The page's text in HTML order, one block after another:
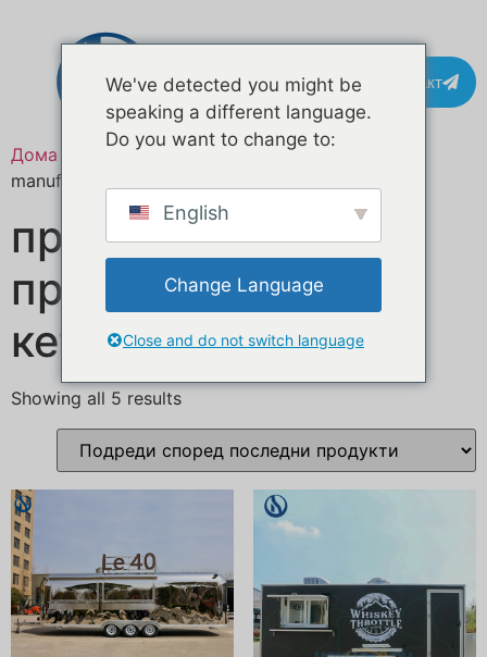
Контакт
Дома / Означени продукти “catering trailer
manufacturer”
производител на
приколки за
кетеринг
Showing all 5 results
We've detected you might be
speaking a different language.
Do you want to change to:
English
Change Language
Close and do not switch language